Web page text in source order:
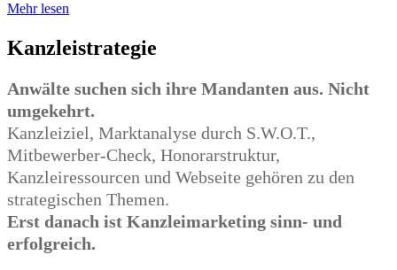
Mehr lesen
Kanzleistrategie
Anwälte suchen sich ihre Mandanten aus. Nicht
umgekehrt.
Kanzleiziel, Marktanalyse durch S.W.O.T.,
Mitbewerber-Check, Honorarstruktur,
Kanzleiressourcen und Webseite gehören zu den
strategischen Themen.
Erst danach ist Kanzleimarketing sinn- und
erfolgreich.